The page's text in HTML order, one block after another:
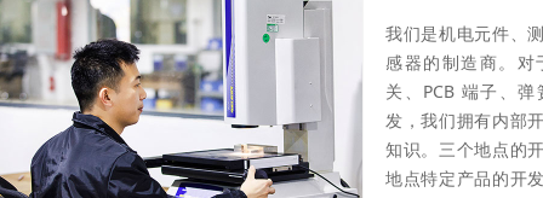
我们是机电元件、
感器的制造商。
关、PCB 端子、
发，我们拥有内部
知识。三个地点的
地点特定产品的开